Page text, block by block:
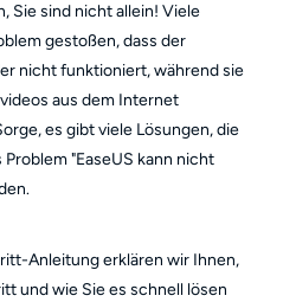
Sie sind nicht allein! Viele
gestoßen, dass der
nicht funktioniert, während sie
aus dem Internet
es gibt viele Lösungen, die
"EaseUS kann nicht
Anleitung erklären wir Ihnen,
und wie Sie es schnell lösen